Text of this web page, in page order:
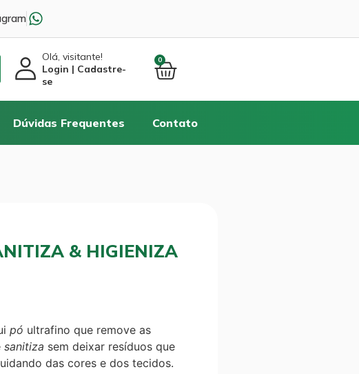
Olá, visitante!
Login | Cadastre-
se
0
Dúvidas Frequentes Contato
& HIGIENIZA
pó ultrafino que remove as
sanitiza sem deixar resíduos que
das cores e dos tecidos.